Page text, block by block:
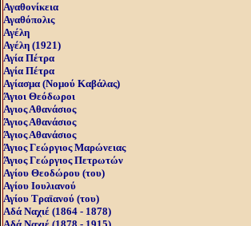
Αγαθονίκεια
Αγαθόπολις
Αγέλη
Αγέλη (1921)
Αγία Πέτρα
Αγία Πέτρα
Αγίασμα (Nομού Kαβάλας)
Άγιοι Θεόδωροι
Αγιος Αθανάσιος
Άγιος Αθανάσιος
Άγιος Αθανάσιος
Άγιος Γεώργιος Μαρώνειας
Άγιος Γεώργιος Πετρωτών
Αγίου Θεοδώρου (του)
Αγίου Ιουλιανού
Αγίου Τραϊανού (του)
Αδά Ναχιέ (1864 - 1878)